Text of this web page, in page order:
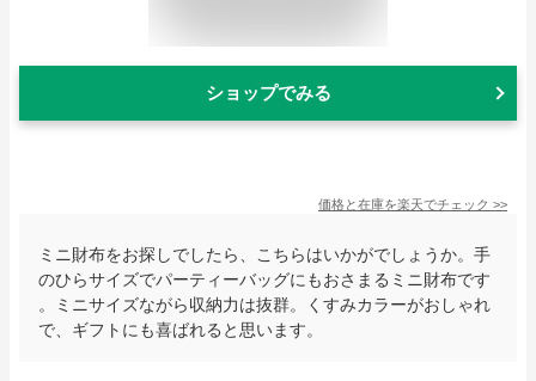
ショップでみる
価格と在庫を楽天でチェック >>
ミニ財布をお探しでしたら、こちらはいかがでしょうか。手
のひらサイズでパーティーバッグにもおさまるミニ財布です
。ミニサイズながら収納力は抜群。くすみカラーがおしゃれ
で、ギフトにも喜ばれると思います。